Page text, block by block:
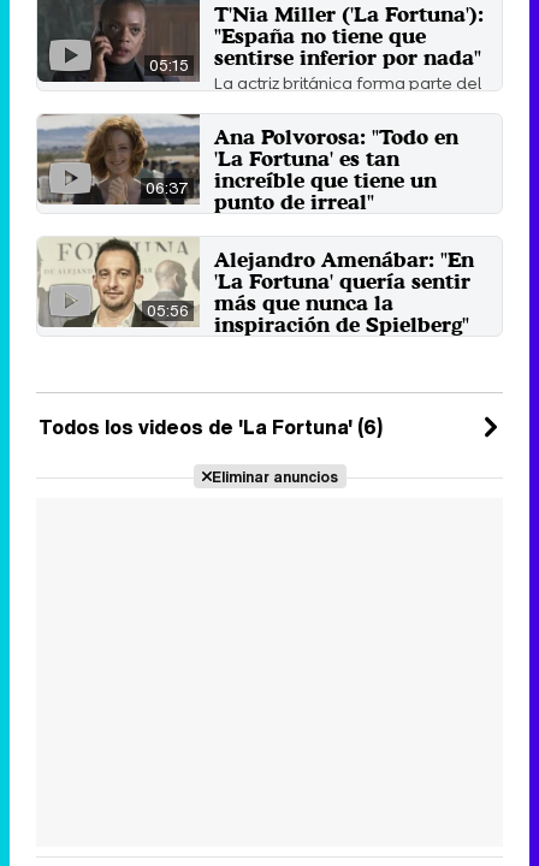
05:15
T'Nia Miller ('La Fortuna'):
"España no tiene que
sentirse inferior por nada"
La actriz británica forma parte del
Fortuna', la serie ...
15 de octubre 2021
06:37
Ana Polvorosa: "Todo en
'La Fortuna' es tan
increíble que tiene un
punto de irreal"
apuesta de aventuras ...
8 de octubre 2021
05:56
Alejandro Amenábar: "En
'La Fortuna' quería sentir
más que nunca la
inspiración de Spielberg"
Todos los videos de 'La Fortuna' (6)
Eliminar anuncios